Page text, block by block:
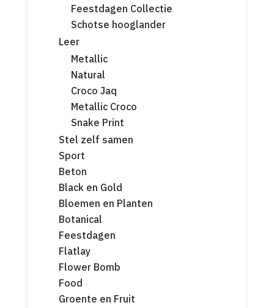
Feestdagen Collectie
Schotse hooglander
Leer
Metallic
Natural
Croco Jaq
Metallic Croco
Snake Print
Stel zelf samen
Sport
Beton
Black en Gold
Bloemen en Planten
Botanical
Feestdagen
Flatlay
Flower Bomb
Food
Groente en Fruit